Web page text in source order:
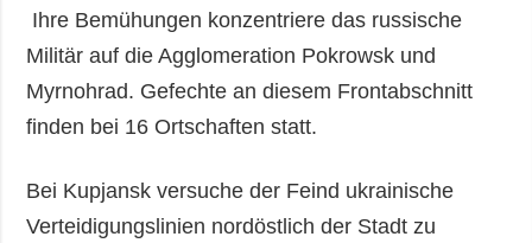
Ihre Bemühungen konzentriere das russische
Militär auf die Agglomeration Pokrowsk und
Myrnohrad. Gefechte an diesem Frontabschnitt
finden bei 16 Ortschaften statt.
Bei Kupjansk versuche der Feind ukrainische
Verteidigungslinien nordöstlich der Stadt zu